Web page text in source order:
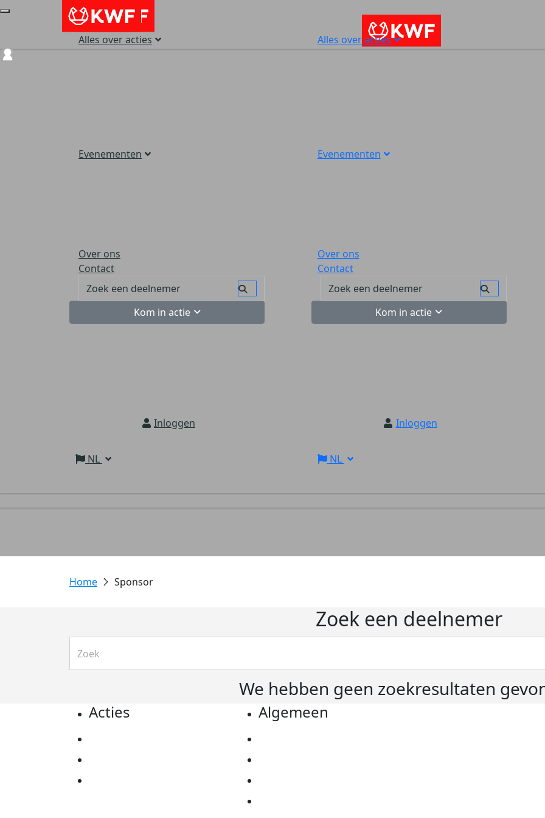
Alles over acties
Evenementen
Over ons
Contact
Kom in actie
Inloggen
NL
Alles over acties
Evenementen
Over ons
Contact
Kom in actie
Inloggen
NL
Sponsor
Zoek een deelnemer
We hebben geen zoekresultaten
Acties Algemeen